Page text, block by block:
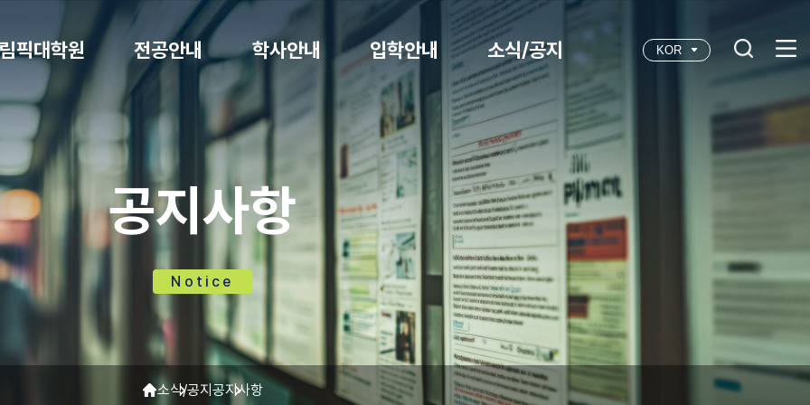
픽대학원 전공안내 학사안내 입학안내 소식/공지 KOR
공지사항
Notice
소식/공지공지사항